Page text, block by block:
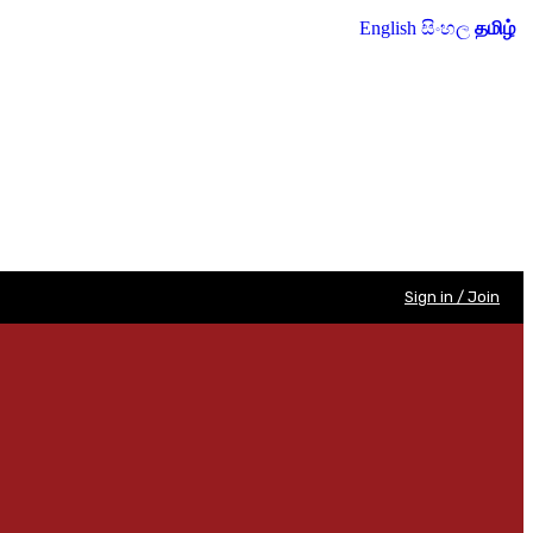
Sign in / Join
English සිංහල தமிழ்